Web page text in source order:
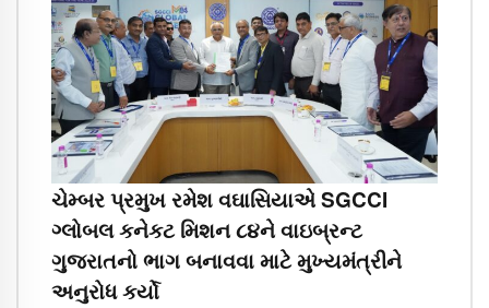
ચેમ્બર પ્રમુખ રમેશ વઘાસિયાએ SGCCI
ગ્લોબલ કનેકટ મિશન ૮૪ને વાઇબ્રન્ટ
ગુજરાતનો ભાગ બનાવવા માટે મુખ્યમંત્રીને
અનુરોધ કર્યો